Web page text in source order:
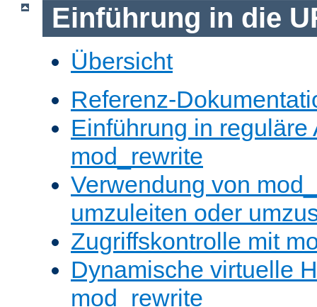
Einführung in die
Übersicht
Referenz-
Einführung in reguläre
mod_rewrite
Verwendung von
umzuleiten oder
Zugriffskontrolle mit
Dynamische virtuelle
mod_rewrite